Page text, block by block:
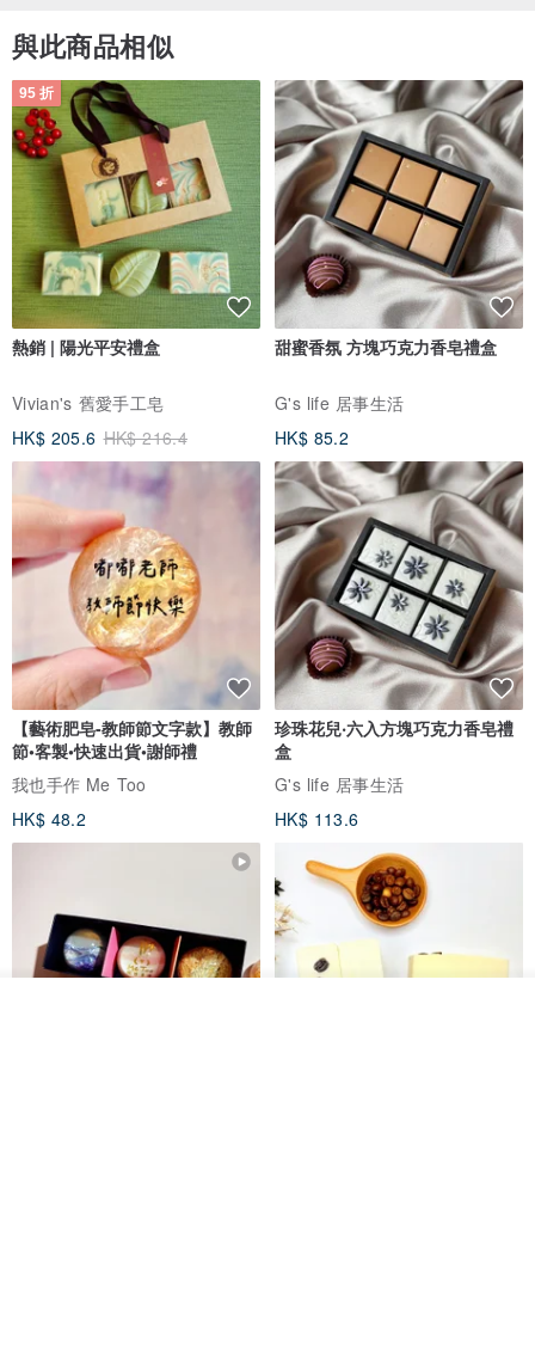
與此商品相似
95 折
熱銷 | 陽光平安禮盒
Vivian's 舊愛手工皂
HK$ 205.6 HK$ 216.4
甜蜜香氛 方塊巧克力香皂禮盒
G's life 居事生活
HK$ 85.2
【藝術肥皂-教師節文字款】教師
節•客製•快速出貨•謝師禮
我也手作 Me Too
HK$ 48.2
珍珠花兒‧六入方塊巧克力香皂禮
盒
G's life 居事生活
HK$ 113.6